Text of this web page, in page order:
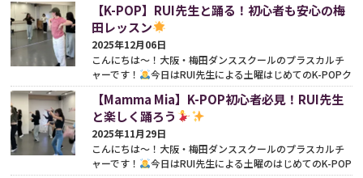
【K-POP】RUI先生と踊る！初心者も安心の梅
田レッスン
2025年12月06日
こんにちは〜！大阪・梅田ダンススクールのプラスカルチ
ャーです！
今日はRUI先生による土曜はじめてのK-POPク
ラスを紹介しますね♪ このクラスは超初心者向けで、ダ...
続きをみる
【Mamma Mia】K-POP初心者必見！RUI先生
と楽しく踊ろう
2025年11月29日
こんにちは〜！大阪・梅田ダンススクールのプラスカルチ
ャーです！
今日はRUI先生による土曜のはじめてのK-POP